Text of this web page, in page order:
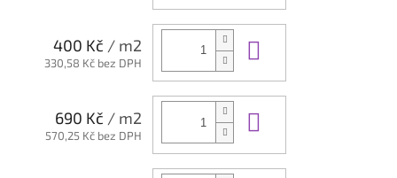
400 Kč / m2
330,58 Kč bez DPH
690 Kč / m2
570,25 Kč bez DPH